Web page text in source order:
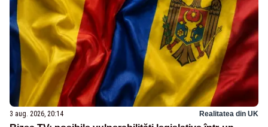
3 aug. 2026, 20:14 Realitatea din UK